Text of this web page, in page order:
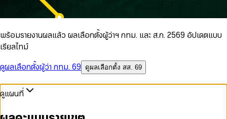
พร้อมรายงานผลแล้ว ผลเลือกตั้งผู้ว่าฯ กทม. และ ส.ก. 2569 อัปเดตแบบ
เรียลไทม์
ดูผลเลือกตั้งผู้ว่า กทม. 69
ดูผลเลือกตั้ง สส. 69
ดูแผนที่